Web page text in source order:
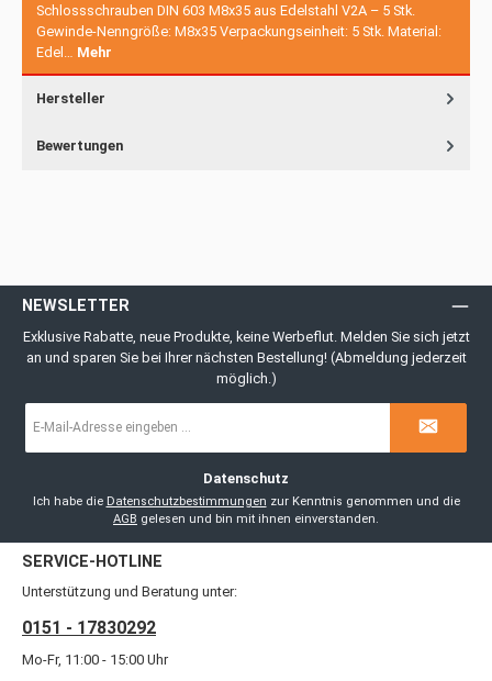
Schlossschrauben DIN 603 M8x35 aus Edelstahl V2A – 5 Stk.
Gewinde-Nenngröße: M8x35 Verpackungseinheit: 5 Stk. Material:
Edel… Mehr
Hersteller
Bewertungen
NEWSLETTER
Exklusive Rabatte, neue Produkte, keine Werbeflut. Melden Sie sich jetzt
an und sparen Sie bei Ihrer nächsten Bestellung! (Abmeldung jederzeit
möglich.)
Mail-
Datenschutz
Ich habe die Datenschutzbestimmungen
zur Kenntnis genommen und die
AGB gelesen und bin mit ihnen einverstanden.
SERVICE-HOTLINE
Unterstützung und Beratung unter:
0151 - 17830292
Mo-Fr, 11:00 - 15:00 Uhr